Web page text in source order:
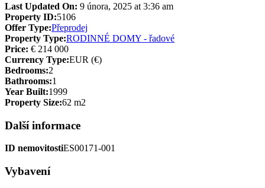
Last Updated On: 9 února, 2025 at 3:36 am
Property ID:5106
Offer Type:Přeprodej
Property Type:RODINNÉ DOMY - řadové
Price: € 214 000
Currency Type:EUR (€)
Bedrooms:2
Bathrooms:1
Year Built:1999
Property Size:62 m2
Další informace
ID nemovitostiES00171-001
Vybavení